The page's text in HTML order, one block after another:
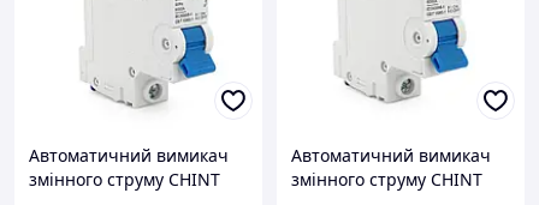
Автоматичний вимикач
змінного струму CHINT
Автоматичний вимикач
змінного струму CHINT